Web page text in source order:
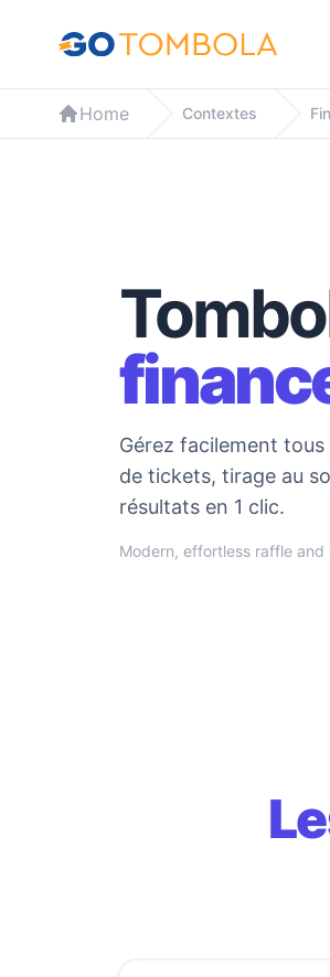
Home Contextes
Gérez facilement
de tickets, tirage au
résultats en 1 clic.
Modern, effortless raffle and